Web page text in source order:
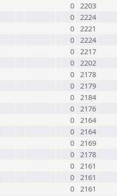
0 2203
0 2224
0 2221
0 2224
0 2217
0 2202
0 2178
0 2179
0 2184
0 2176
0 2164
0 2164
0 2169
0 2178
0 2161
0 2161
0 2161